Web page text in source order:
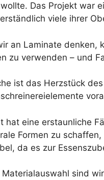
Das Projekt war
viele ihrer
an Laminate denken,
zu verwenden – und
ist das Herzstück
hat eine erstaunliche
Formen zu
da es zur
Materialauswahl sind